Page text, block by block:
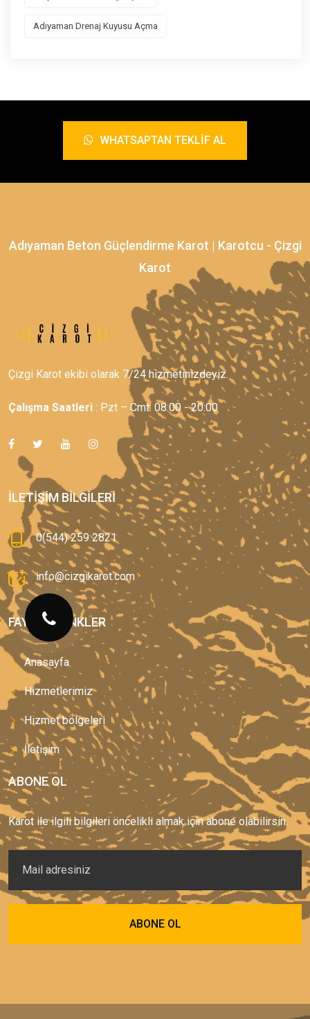
Adıyaman Drenaj Kuyusu Açma
WHATSAPTAN TEKLIF AL
Adıyaman Beton Güçlendirme Karot | Karotcu - Çizgi
Karot
Çizgi Karot ekibi olarak 7/24 hizmetinizdeyiz.
Çalışma Saatleri : Pzt – Cmt: 08:00 - 20:00
İLETIŞIM BILGILERI
0(544) 259 2821
info@cizgikarot.com
FAYDALI LINKLER
Anasayfa
Hizmetlerimiz
Hizmet bölgeleri
İletişim
ABONE OL
Karot ile ilgili bilgileri öncelikli almak için abone olabilirsin.